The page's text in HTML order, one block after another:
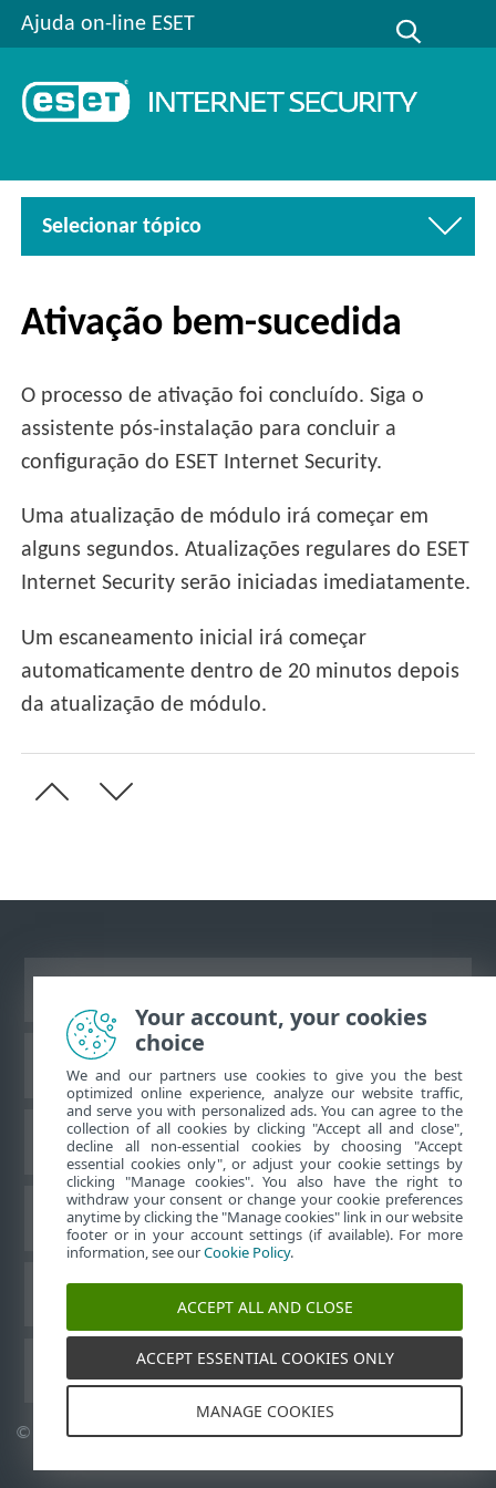
Ajuda on-line ESET
Selecionar tópico
Ativação bem-sucedida
O processo de ativação foi concluído. Siga o
assistente pós-instalação para concluir a
configuração do ESET Internet Security.
Uma atualização de módulo irá começar em
alguns segundos. Atualizações regulares do ESET
Internet Security serão iniciadas imediatamente.
Um escaneamento inicial irá começar
automaticamente dentro de 20 minutos depois
da atualização de módulo.
Base de conhecimento da ESET
Fórum ESET
Suporte regional
Outros produtos ESET
© 1992-2026ESET, spol. s r.o. - Todos os direitos reservados.
Your account, your cookies
choice
We and our partners use cookies to give you the best
optimized online experience, analyze our website traffic,
and serve you with personalized ads. You can agree to the
collection of all cookies by clicking "Accept all and close",
decline all non-essential cookies by choosing "Accept
essential cookies only", or adjust your cookie settings by
clicking "Manage cookies". You also have the right to
withdraw your consent or change your cookie preferences
anytime by clicking the "Manage cookies" link in our website
footer or in your account settings (if available). For more
information, see ourCookie Policy.
ACCEPT ALL AND CLOSE
ACCEPT ESSENTIAL COOKIES ONLY
MANAGE COOKIES